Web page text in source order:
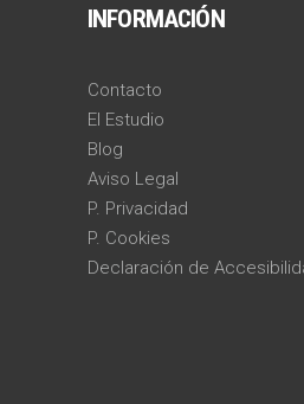
INFORMACIÓN
Contacto
El Estudio
Blog
Aviso Legal
P. Privacidad
P. Cookies
Declaración de